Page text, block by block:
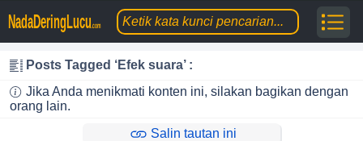
NadaDeringLucu.com
Posts Tagged ‘Efek suara’ :
Jika Anda menikmati konten ini, silakan bagikan dengan
orang lain.
Salin tautan ini